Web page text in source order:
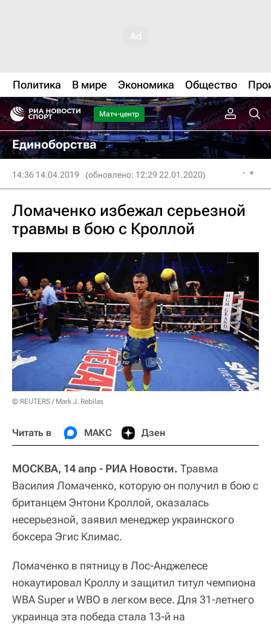
Политика В мире Экономика Общество
Матч-центр
Единоборства
14:36 14.04.2019 (обновлено: 12:29 22.01.2020)
Ломаченко избежал серьезной
травмы в бою с Кроллой
© REUTERS / Mark J. Rebilas
Читать в МАКС Дзен
МОСКВА, 14 апр - РИА Новости. Травма
Василия Ломаченко, которую он получил в бою с
британцем Энтони Кроллой, оказалась
несерьезной, заявил менеджер украинского
боксера Эгис Климас.
Ломаченко в пятницу в Лос-Анджелесе
нокаутировал Кроллу и защитил титул чемпиона
WBA Super и WBO в легком весе. Для 31-летнего
украинца эта победа стала 13-й на